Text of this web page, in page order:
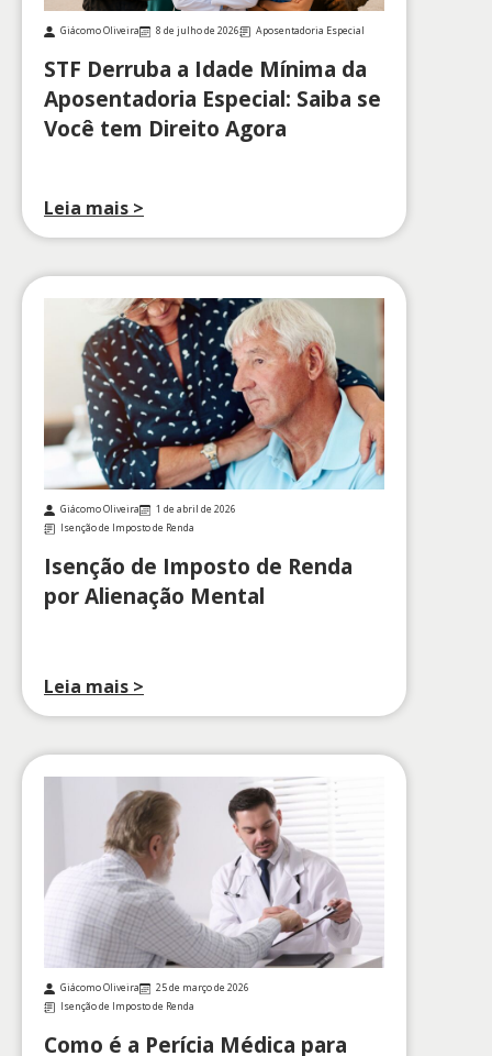
Giácomo Oliveira 8 de julho de 2026 Aposentadoria Especial
STF Derruba a Idade Mínima da
Aposentadoria Especial: Saiba se
Você tem Direito Agora
Leia mais >
Giácomo Oliveira
1 de abril de 2026
Isenção de Imposto de Renda
Isenção de Imposto de Renda
por Alienação Mental
Leia mais >
Giácomo Oliveira
25 de março de 2026
Isenção de Imposto de Renda
Como é a Perícia Médica para